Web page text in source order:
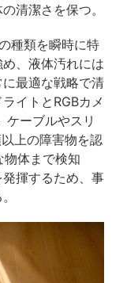
清潔さを保つ。
種類を瞬時に特
、液体汚れには
最適な戦略で清
イトとRGBカメ
ーブルやスリ
上の障害物を認
体まで検知
揮するため、事